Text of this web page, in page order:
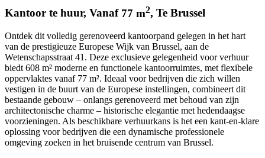
Kantoor te huur, Vanaf 77 m2, Te Brussel
Ontdek dit volledig gerenoveerd kantoorpand gelegen in het hart
van de prestigieuze Europese Wijk van Brussel, aan de
Wetenschapsstraat 41. Deze exclusieve gelegenheid voor verhuur
biedt 608 m² moderne en functionele kantoorruimtes, met flexibele
oppervlaktes vanaf 77 m². Ideaal voor bedrijven die zich willen
vestigen in de buurt van de Europese instellingen, combineert dit
bestaande gebouw – onlangs gerenoveerd met behoud van zijn
architectonische charme – historische elegantie met hedendaagse
voorzieningen. Als beschikbare verhuurkans is het een kant-en-klare
oplossing voor bedrijven die een dynamische professionele
omgeving zoeken in het bruisende centrum van Brussel.